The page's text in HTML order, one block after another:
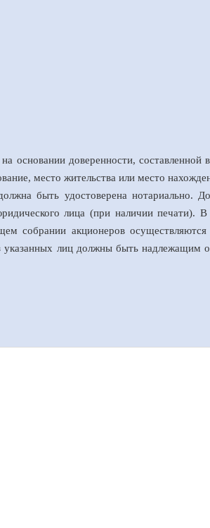
основании доверенности,
место жительства или место
быть удостоверена нотариально.
лица (при наличии печати).
собрании акционеров
указанных лиц должны быть надлежащим